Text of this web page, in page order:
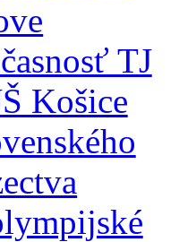
TJ
Košice